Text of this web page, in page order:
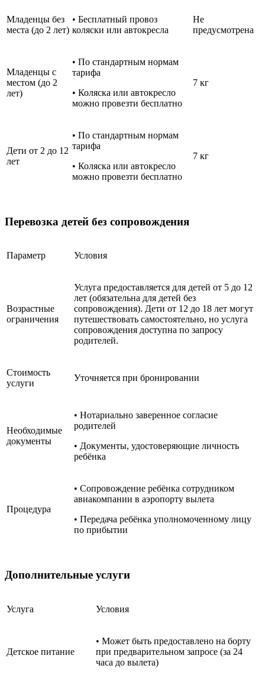
Младенцы без
места (до 2 лет)
• Бесплатный провоз
коляски или автокресла
Не
предусмотрена
Младенцы с
местом (до 2
лет)
• По стандартным нормам
тарифа
• Коляска или автокресло
можно провезти бесплатно
7 кг
Дети от 2 до 12
лет
• По стандартным нормам
тарифа
• Коляска или автокресло
можно провезти бесплатно
7 кг
Перевозка детей без сопровождения
Параметр Условия
Возрастные
ограничения
Услуга предоставляется для детей от 5 до 12
лет (обязательна для детей без
сопровождения). Дети от 12 до 18 лет могут
путешествовать самостоятельно, но услуга
сопровождения доступна по запросу
родителей.
Стоимость
услуги
Уточняется при бронировании
Необходимые
документы
• Нотариально заверенное согласие
родителей
• Документы, удостоверяющие личность
ребёнка
Процедура
• Сопровождение ребёнка сотрудником
авиакомпании в аэропорту вылета
• Передача ребёнка уполномоченному лицу
по прибытии
Дополнительные услуги
Услуга Условия
Детское питание
• Может быть предоставлено на борту
при предварительном запросе (за 24
часа до вылета)